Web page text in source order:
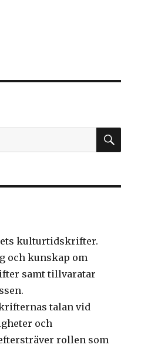
kulturtidskrifter.
och kunskap om
samt tillvaratar
talan vid
och
rollen som